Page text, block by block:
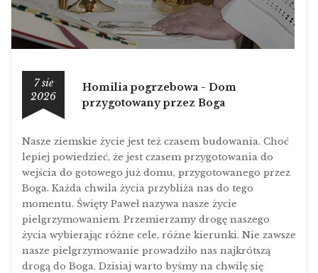
7 sie
2026
Homilia pogrzebowa - Dom
przygotowany przez Boga
Nasze ziemskie życie jest też czasem budowania. Choć
lepiej powiedzieć, że jest czasem przygotowania do
wejścia do gotowego już domu, przygotowanego przez
Boga. Każda chwila życia przybliża nas do tego
momentu. Święty Paweł nazywa nasze życie
pielgrzymowaniem. Przemierzamy drogę naszego
życia wybierając różne cele, różne kierunki. Nie zawsze
nasze pielgrzymowanie prowadziło nas najkrótszą
drogą do Boga. Dzisiaj warto byśmy na chwilę się